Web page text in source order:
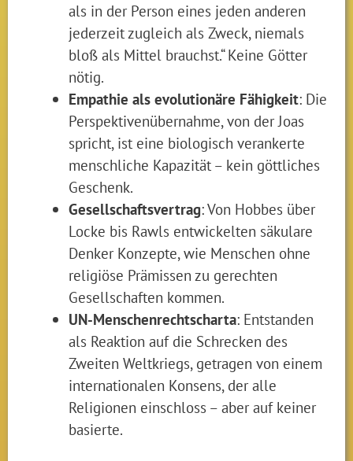
als in der Person eines jeden anderen
jederzeit zugleich als Zweck, niemals
bloß als Mittel brauchst.“ Keine Götter
nötig.
Empathie als evolutionäre Fähigkeit: Die
Perspektivenübernahme, von der Joas
spricht, ist eine biologisch verankerte
menschliche Kapazität – kein göttliches
Geschenk.
Gesellschaftsvertrag: Von Hobbes über
Locke bis Rawls entwickelten säkulare
Denker Konzepte, wie Menschen ohne
religiöse Prämissen zu gerechten
Gesellschaften kommen.
UN-Menschenrechtscharta: Entstanden
als Reaktion auf die Schrecken des
Zweiten Weltkriegs, getragen von einem
internationalen Konsens, der alle
Religionen einschloss – aber auf keiner
basierte.